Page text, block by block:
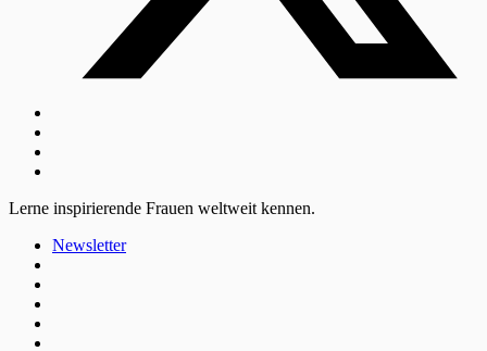
Lerne inspirierende Frauen weltweit kennen.
Newsletter